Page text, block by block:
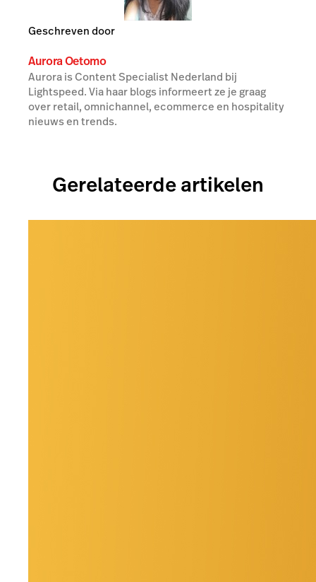
Geschreven door
Aurora Oetomo
Aurora is Content Specialist Nederland bij
Lightspeed. Via haar blogs informeert ze je graag
over retail, omnichannel, ecommerce en hospitality
nieuws en trends.
Gerelateerde artikelen